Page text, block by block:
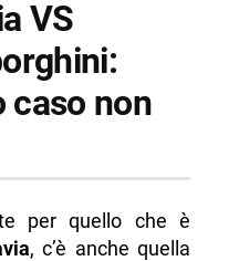
VS
caso non
per quello che è
, c’è anche quella